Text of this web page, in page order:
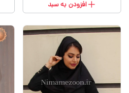
افزودن به سبد